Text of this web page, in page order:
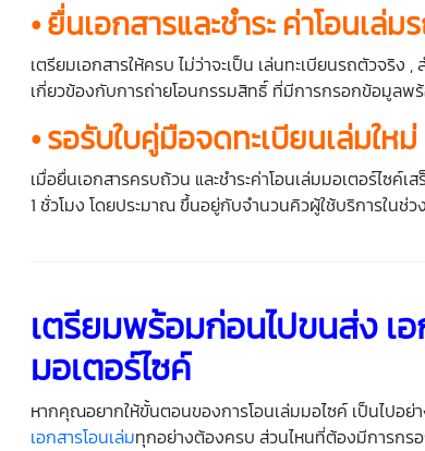
• ยื่นเอกสารและชำระค่าโอนเล่ม
เตรียมเอกสารให้ครบ ไม่ว่าจะเป็น เล่นทะเบียนรถตัวจริง
เกี่ยวข้องกับการถ่ายโอนกรรมสิทธิ์ ที่มีการกรอกข้อมูลพ
• รอรับใบคู่มือจดทะเบียนเล่มใหม่
เมื่อยื่นเอกสารครบถ้วน และชำระค่าโอนเล่มมอเตอร์ไซค์
1 ชั่วโมง โดยประมาณ ขึ้นอยู่กับจำนวนคิวผู้ใช้บริการในช่
เตรียมพร้อมก่อนไปขนส่ง
มอเตอร์ไซค์
หากคุณอยากให้ขั้นตอนของการโอนเล่มมอไซค์ เป็นไปอ
เอกสารโอนเล่มทุกอย่างต้องครบ ส่วนไหนที่ต้องมีการกร